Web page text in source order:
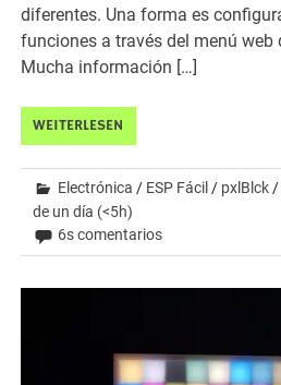
diferentes. Una forma es
funciones a través del menú web
Mucha información […]
WEITERLESEN
Electrónica / ESP Fácil / pxlBlck
de un día (<5h)
6s comentarios